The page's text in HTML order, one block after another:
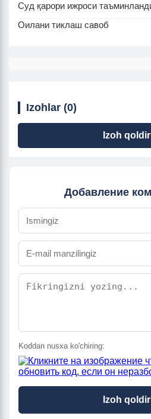
Суд қарори ижроси
Оилани тиклаш савоб
Izohlar (0)
Izoh
Добавление
Koddan nusxa ko'chiring:
Izoh